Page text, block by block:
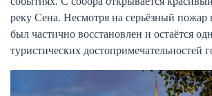
реку Сена. Несмотря на серьёзный пожар
был частично восстановлен и остаётся
туристических достопримечательностей